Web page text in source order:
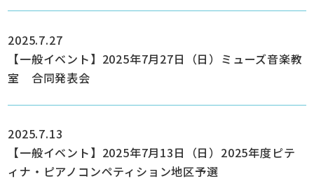
2025.7.27
【一般イベント】2025年7月27日（日）ミューズ音楽教
室 合同発表会
2025.7.13
【一般イベント】2025年7月13日（日）2025年度ピテ
ィナ・ピアノコンペティション地区予選